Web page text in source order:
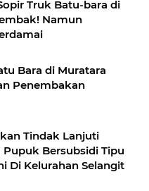
Truk Batu-bara di
Namun
Bara di Muratara
Penembakan
Tindak Lanjuti
Pupuk Bersubsidi Tipu
Di Kelurahan Selangit